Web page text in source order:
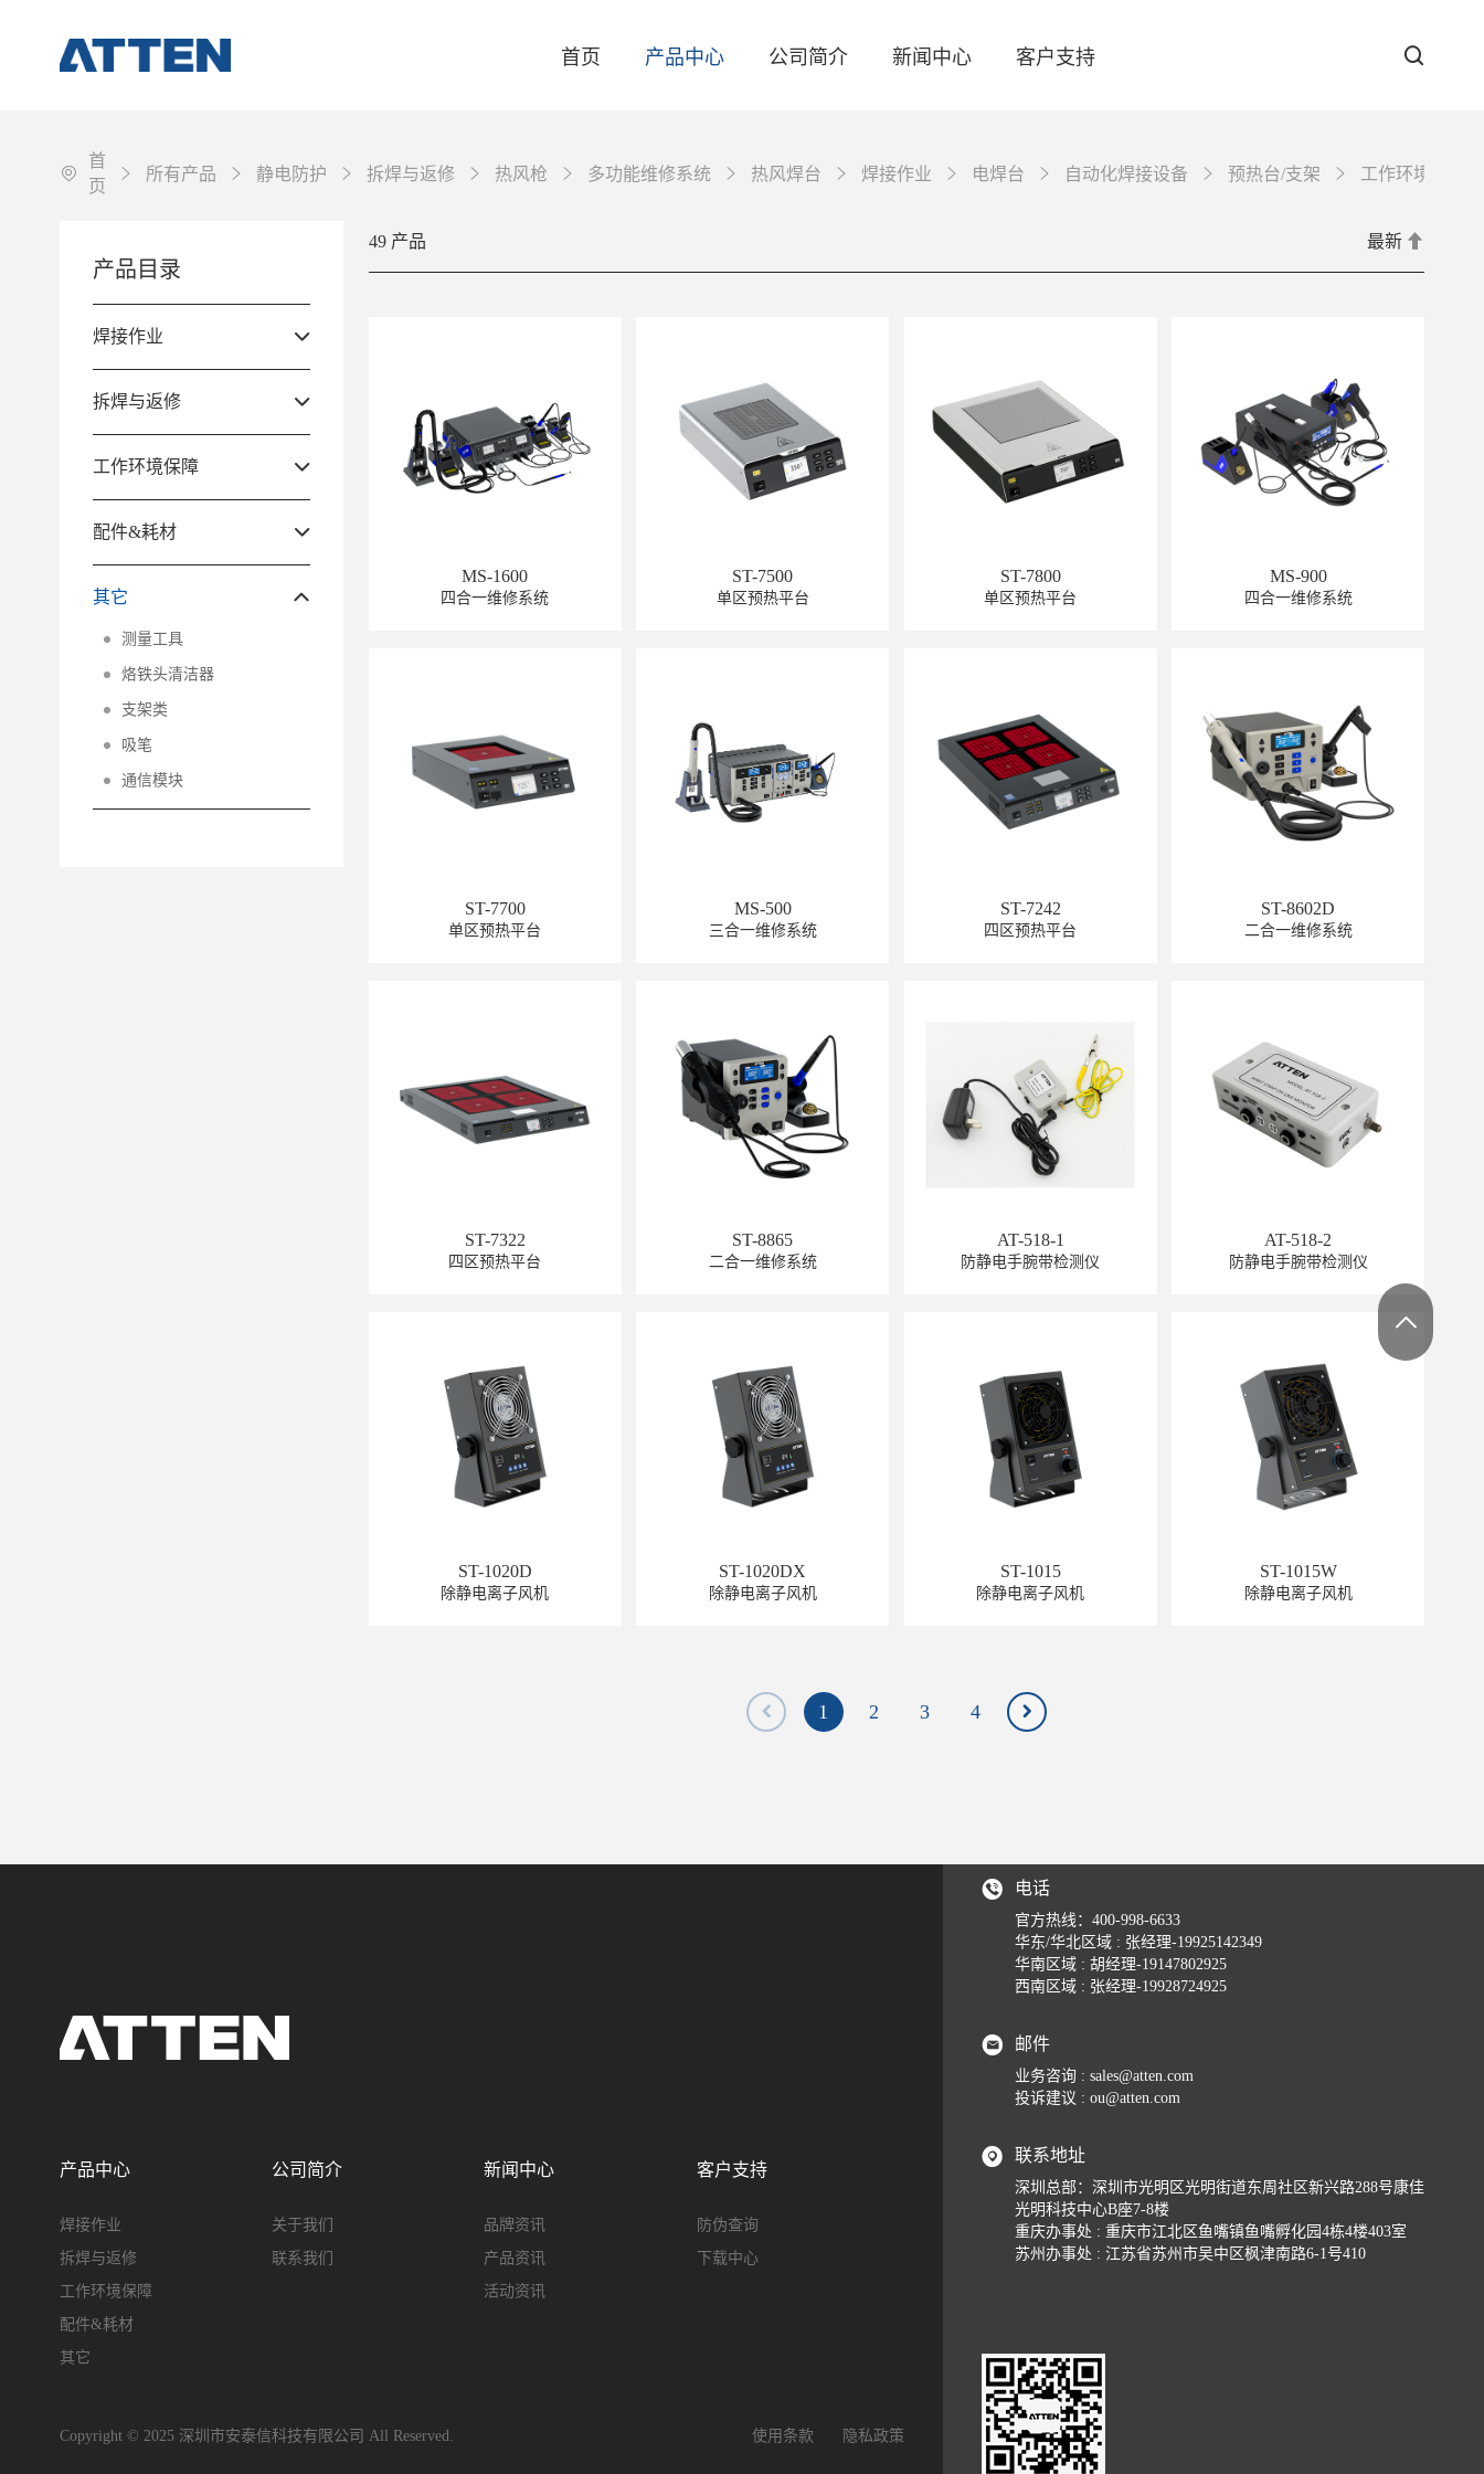
首页 产品中心
工作环境保障
GT-6090
GT-6301
GT-6302
公司简介 新闻中心 客户支持
首
页
所有产品 静电防护 拆焊与返修 热风枪 多功能维修系统 热风焊台 焊接作业 电焊台 自动化焊接设备 预热台/支架 工作环境保障
产品目录
焊接作业
拆焊与返修
工作环境保障
配件&耗材
其它
测量工具
烙铁头清洁器
支架类
吸笔
通信模块
49 产品 最新
MS-1600
四合一维修系统
ST-7500
单区预热平台
ST-7800
单区预热平台
MS-900
四合一维修系统
ST-7700
单区预热平台
MS-500
三合一维修系统
ST-7242
四区预热平台
ST-8602D
二合一维修系统
ST-7322
四区预热平台
ST-8865
二合一维修系统
AT-518-1
防静电手腕带检测仪
AT-518-2
防静电手腕带检测仪
ST-1020D
除静电离子风机
ST-1020DX
除静电离子风机
ST-1015
除静电离子风机
ST-1015W
除静电离子风机
1 2 3 4
产品中心
焊接作业
拆焊与返修
工作环境保障
配件&耗材
其它
公司简介
关于我们
联系我们
新闻中心
品牌资讯
产品资讯
活动资讯
客户支持
防伪查询
下载中心
Copyright © 2025 深圳市安泰信科技有限公司 All Reserved. 使用条款 隐私政策
电话
官方热线： 400-998-6633
华东/华北区域 : 张经理-19925142349
华南区域 : 胡经理-19147802925
西南区域 : 张经理-19928724925
邮件
业务咨询 : sales@atten.com
投诉建议 : ou@atten.com
联系地址
深圳总部：深圳市光明区光明街道东周社区新兴路288号康佳
光明科技中心B座7-8楼
重庆办事处 : 重庆市江北区鱼嘴镇鱼嘴孵化园4栋4楼403室
苏州办事处 : 江苏省苏州市吴中区枫津南路6-1号410